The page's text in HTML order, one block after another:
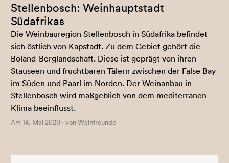
Stellenbosch: Weinhauptstadt
Südafrikas
Die Weinbauregion Stellenbosch in Südafrika befindet
sich östlich von Kapstadt. Zu dem Gebiet gehört die
Boland-Berglandschaft. Diese ist geprägt von ihren
Stauseen und fruchtbaren Tälern zwischen der False Bay
im Süden und Paarl im Norden. Der Weinanbau in
Stellenbosch wird maßgeblich von dem mediterranen
Klima beeinflusst.
Am 14. Mai 2020 · von Weinfreunde